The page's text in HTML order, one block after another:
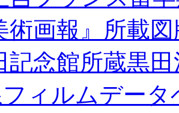
術画報』所載
記念館所蔵黒
ィルムデータ